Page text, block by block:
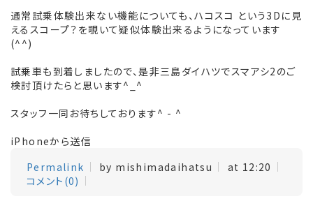
通常試乗体験出来ない機能についても、ハコスコ という3Dに見
えるスコープ？を覗いて疑似体験出来るようになっています
(^^)
試乗車も到着しましたので、是非三島ダイハツでスマアシ2のご
検討頂けたらと思います^_^
スタッフ一同お待ちしております^ - ^
iPhoneから送信
Permalink
by mishimadaihatsu
at 12:20
コメント(0)